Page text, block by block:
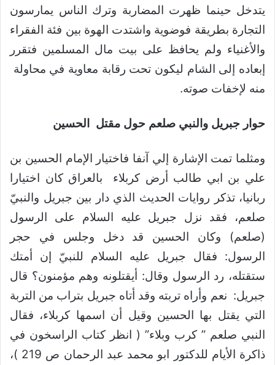
يتدخل حينما ظهرت المضاربة وترك الناس يمارسون
التجارة بطريقة فوضوية واشتدت الهوة بين فئة الفقراء
والأغنياء ولم يحافظ على بيت مال المسلمين فتقرر
إبعاده إلى الشام ليكون تحت رقابة معاوية في محاولة
منه لإخفات صوته.
حوار جبريل والنبي صلعم حول مقتل الحسين
ومثلما تمت الإشارة إلي آنفا فاختيار الإمام الحسين بن
علي بن ابي طالب أرض كربلاء بالعراق كان اختيارا
ربانيا، تذكر روايات الحديث الذي دار بين جبريل والنبيّ
صلعم، فقد نزل جبريل عليه السلام على الرسول
(صلعم) وكان الحسين قد دخل وجلس في حجر
الرسول: فقال جبريل عليه السلام للنبيّ إن أمتك
ستقتله، رد الرسول وقال: أيقتلونه وهم مؤمنون؟ قال
جبريل: نعم وأراه تربته وقد أتاه جبريل بتراب من التربة
التي يقتل بها الحسين وقيل أن اسمها كربلاء، فقال
النبي صلعم ” كرب وبلاء” ( انظر كتاب الراسخون في
ذاكرة الأيام للدكتور ابو محمد عبد الرحمان ص 219 )،